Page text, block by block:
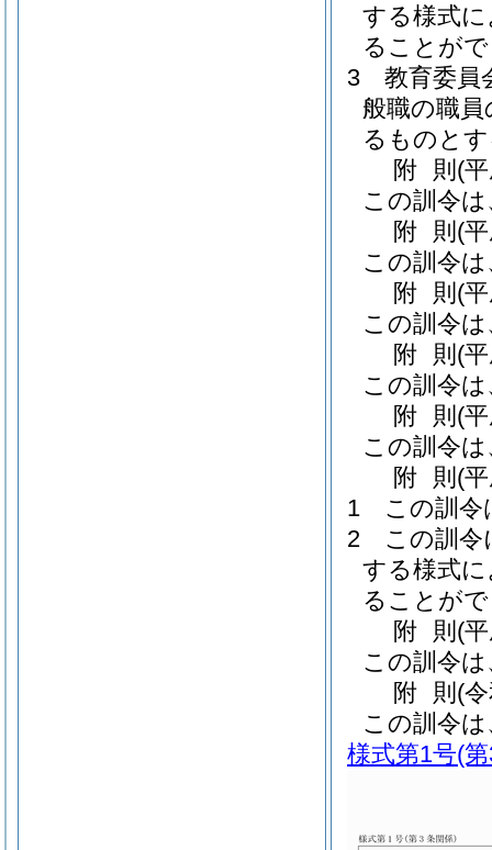
する様式
ることが
3
教育委員
般職の職
るものと
附 則 (
この訓令
附 則 (
この訓令
附 則 (
この訓令
附 則 (
この訓令
附 則 (
この訓令
附 則 (
1
この訓令
2
この訓令
する様式
ることが
附 則 (
この訓令
附 則 (
この訓令
様式第1号(